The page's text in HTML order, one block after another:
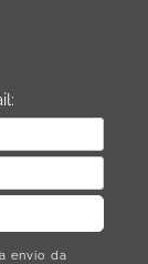
envio da